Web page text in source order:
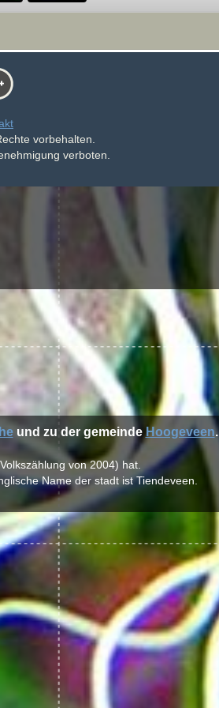
vorbehalten.
verboten.
und zu der gemeinde Hoogeveen.
von 2004) hat.
Name der stadt ist Tiendeveen.